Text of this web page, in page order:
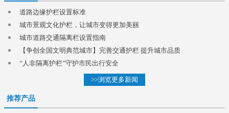
道路边缘护栏设置标准
城市景观文化护栏，让城市变得更加美丽
城市道路交通隔离栏设置指南
【争创全国文明典范城市】完善交通护栏 提升城市品质
“人非隔离护栏”守护市民出行安全
>>浏览更多新闻
推荐产品